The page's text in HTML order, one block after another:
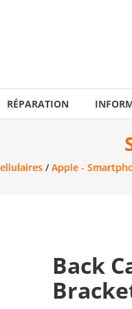
RÉPARATION
/Apple -
Back